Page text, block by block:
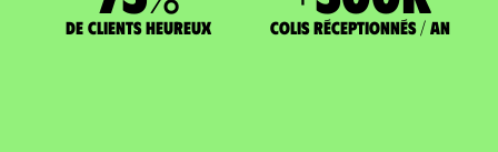
de clients heureux Colis réceptionnés / an